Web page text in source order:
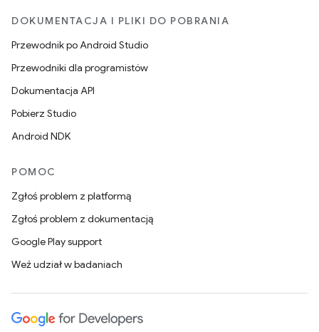
DOKUMENTACJA I PLIKI DO POBRANIA
Przewodnik po Android Studio
Przewodniki dla programistów
Dokumentacja API
Pobierz Studio
Android NDK
POMOC
Zgłoś problem z platformą
Zgłoś problem z dokumentacją
Google Play support
Weź udział w badaniach